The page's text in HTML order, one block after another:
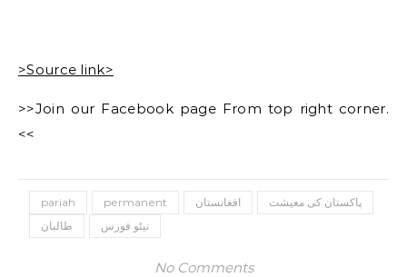
>Source link>
>>Join our Facebook page From top right corner.
<<
pariah permanent افغانستان
پاکستان کی معیشت
طالبان
نیٹو فورس
No Comments